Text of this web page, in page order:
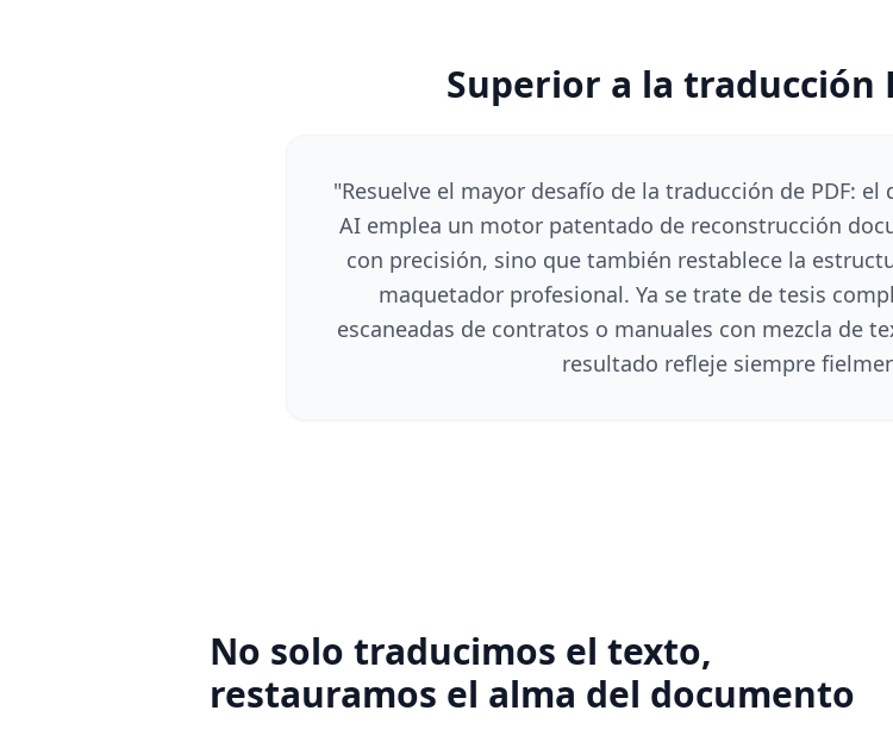
Superior a la traducción
"Resuelve el mayor desafío de la traducción de PDF:
AI emplea un motor patentado de reconstrucción
con precisión, sino que también restablece la
maquetador profesional. Ya se trate de tesis
escaneadas de contratos o manuales con mezcla de
resultado refleje siempre
No solo traducimos el texto,
restauramos el alma del documento